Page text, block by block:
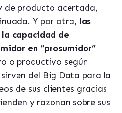
de producto acertada,
Y por otra, las
capacidad de
en “prosumidor”
o productivo según
del Big Data para la
de sus clientes gracias
y razonan sobre sus